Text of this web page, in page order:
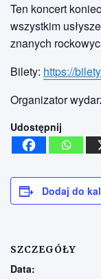
Ten koncert
wszystkim
znanych
Bilety: https://
Organizator
Udostępnij
Dodaj do
SZCZEGÓŁY
Data: